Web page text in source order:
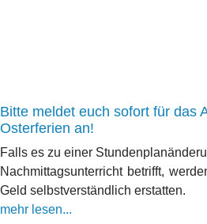
Bitte meldet euch sofort für das
Osterferien an!
Falls es zu einer
Nachmittagsunterricht betrifft,
Geld selbstverständlich erstatten.
mehr lesen...